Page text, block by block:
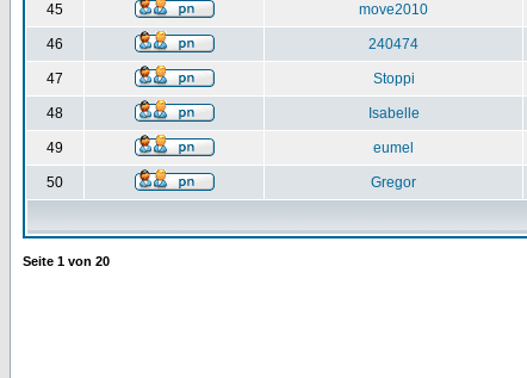
45 move2010
46 240474
47 Stoppi
48 Isabelle
49 eumel
50 Gregor
Seite 1 von 20